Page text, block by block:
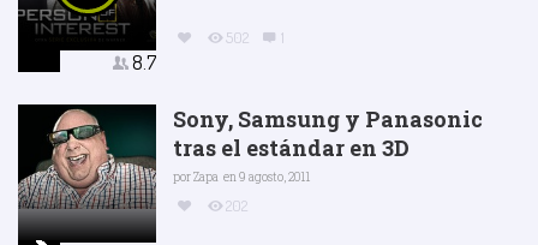
8.7
502 1
Sony, Samsung y Panasonic
tras el estándar en 3D
porZapa en 9 agosto, 2011
202